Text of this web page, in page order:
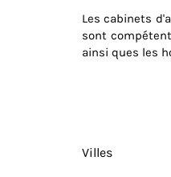
Les cabinets
sont
ainsi ques les
Villes